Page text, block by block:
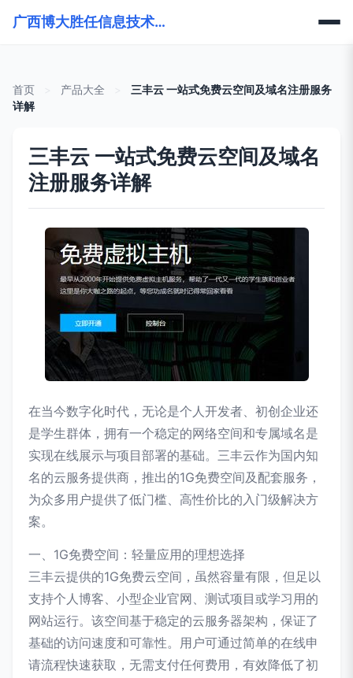
广西博大胜任信息技术有限公司
首页 产品大全
三丰云 一站式免费云空间及域名注册服务
详解
三丰云 一站式免费云空间及域名
注册服务详解
在当今数字化时代，无论是个人开发者、初创企业还
是学生群体，拥有一个稳定的网络空间和专属域名是
实现在线展示与项目部署的基础。三丰云作为国内知
名的云服务提供商，推出的1G免费空间及配套服务，
为众多用户提供了低门槛、高性价比的入门级解决方
案。
一、1G免费空间：轻量应用的理想选择
三丰云提供的1G免费云空间，虽然容量有限，但足以
支持个人博客、小型企业官网、测试项目或学习用的
网站运行。该空间基于稳定的云服务器架构，保证了
基础的访问速度和可靠性。用户可通过简单的在线申
请流程快速获取，无需支付任何费用，有效降低了初